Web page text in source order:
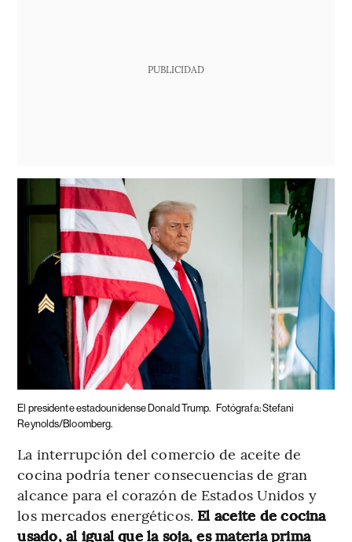
PUBLICIDAD
El presidente estadounidense Donald Trump. Fotógrafa: Stefani
Reynolds/Bloomberg.
La interrupción del comercio de aceite de
cocina podría tener consecuencias de gran
alcance para el corazón de Estados Unidos y
los mercados energéticos.El aceite de cocina
usado, al igual que la soja, es materia prima